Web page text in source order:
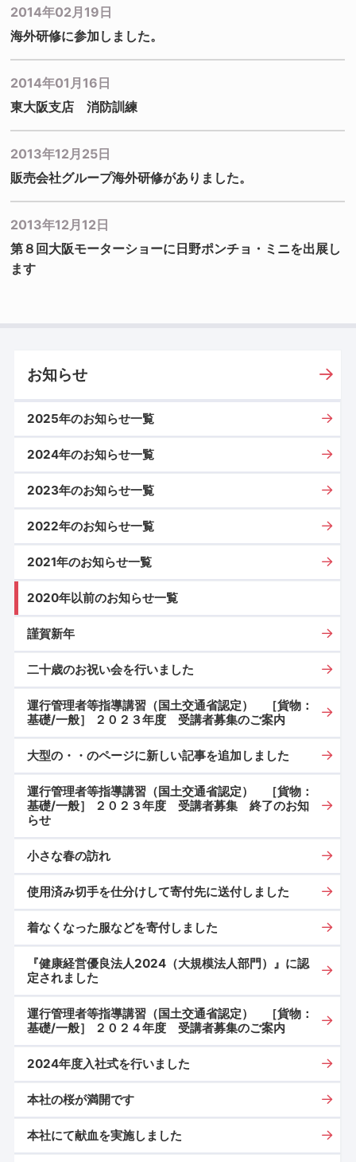
2014年02月19日
海外研修に参加しました。
2014年01月16日
東大阪支店 消防訓練
2013年12月25日
販売会社グループ海外研修がありました。
2013年12月12日
第８回大阪モーターショーに日野ポンチョ・ミニを出展し
ます
お知らせ
2025年のお知らせ一覧
2024年のお知らせ一覧
2023年のお知らせ一覧
2022年のお知らせ一覧
2021年のお知らせ一覧
2020年以前のお知らせ一覧
謹賀新年
二十歳のお祝い会を行いました
運行管理者等指導講習（国土交通省認定） ［貨物：
基礎/一般］ ２０２３年度 受講者募集のご案内
大型の・・のページに新しい記事を追加しました
運行管理者等指導講習（国土交通省認定） ［貨物：
基礎/一般］ ２０２３年度 受講者募集 終了のお知
らせ
小さな春の訪れ
使用済み切手を仕分けして寄付先に送付しました
着なくなった服などを寄付しました
『健康経営優良法人2024（大規模法人部門）』に認
定されました
運行管理者等指導講習（国土交通省認定） ［貨物：
基礎/一般］ ２０２４年度 受講者募集のご案内
2024年度入社式を行いました
本社の桜が満開です
本社にて献血を実施しました